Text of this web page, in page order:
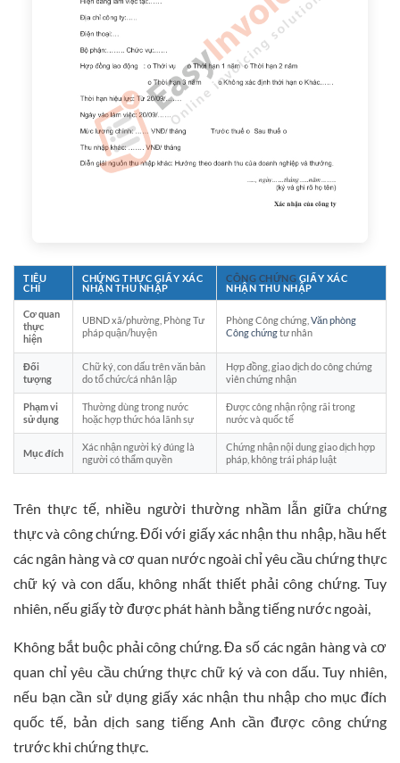
TIÊU
CHÍ
CHỨNG THỰC GIẤY XÁC
NHẬN THU NHẬP
CÔNG CHỨNG GIẤY XÁC
NHẬN THU NHẬP
Cơ quan
thực
hiện
UBND xã/phường, Phòng Tư
pháp quận/huyện
Phòng Công chứng, Văn phòng
Công chứngtư nhân
Đối
tượng
Chữ ký, con dấu trên văn bản
do tổ chức/cá nhân lập
Hợp đồng, giao dịch do công chứng
viên chứng nhận
Phạm vi
sử dụng
Thường dùng trong nước
hoặc hợp thức hóa lãnh sự
Được công nhận rộng rãi trong
nước và quốc tế
Mục đích
Xác nhận người ký đúng là
người có thẩm quyền
Chứng nhận nội dung giao dịch hợp
pháp, không trái pháp luật
Trên thực tế, nhiều người thường nhầm lẫn giữa chứng
thực và công chứng. Đối với giấy xác nhận thu nhập, hầu hết
các ngân hàng và cơ quan nước ngoài chỉ yêu cầu chứng thực
chữ ký và con dấu, không nhất thiết phải công chứng. Tuy
nhiên, nếu giấy tờ được phát hành bằng tiếng nước ngoài,
Không bắt buộc phải công chứng. Đa số các ngân hàng và cơ
quan chỉ yêu cầu chứng thực chữ ký và con dấu. Tuy nhiên,
nếu bạn cần sử dụng giấy xác nhận thu nhập cho mục đích
quốc tế, bản dịch sang tiếng Anh cần được công chứng
trước khi chứng thực.